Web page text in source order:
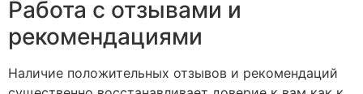
Работа с отзывами и
рекомендациями
Наличие положительных отзывов и рекомендаций